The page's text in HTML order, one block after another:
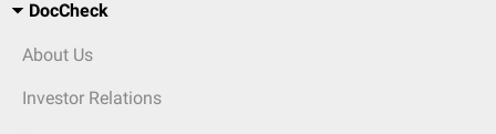
DocCheck
About Us
Investor Relations